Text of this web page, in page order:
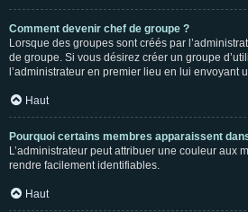
Comment devenir chef de groupe ?
Lorsque des groupes sont créés par
de groupe. Si vous désirez créer un groupe
l’administrateur en premier lieu en lui envoyant
Haut
Pourquoi certains membres apparaissent
L’administrateur peut attribuer une couleur aux
rendre facilement identifiables.
Haut